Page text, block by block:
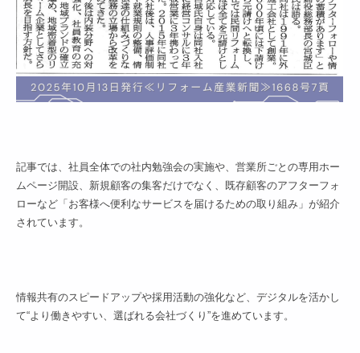
記事では、社員全体での社内勉強会の実施や、営業所ごとの専用ホー
ムページ開設、新規顧客の集客だけでなく、既存顧客のアフターフォ
ローなど「お客様へ便利なサービスを届けるための取り組み」が紹介
されています。
情報共有のスピードアップや採用活動の強化など、デジタルを活かし
て“より働きやすい、選ばれる会社づくり”を進めています。